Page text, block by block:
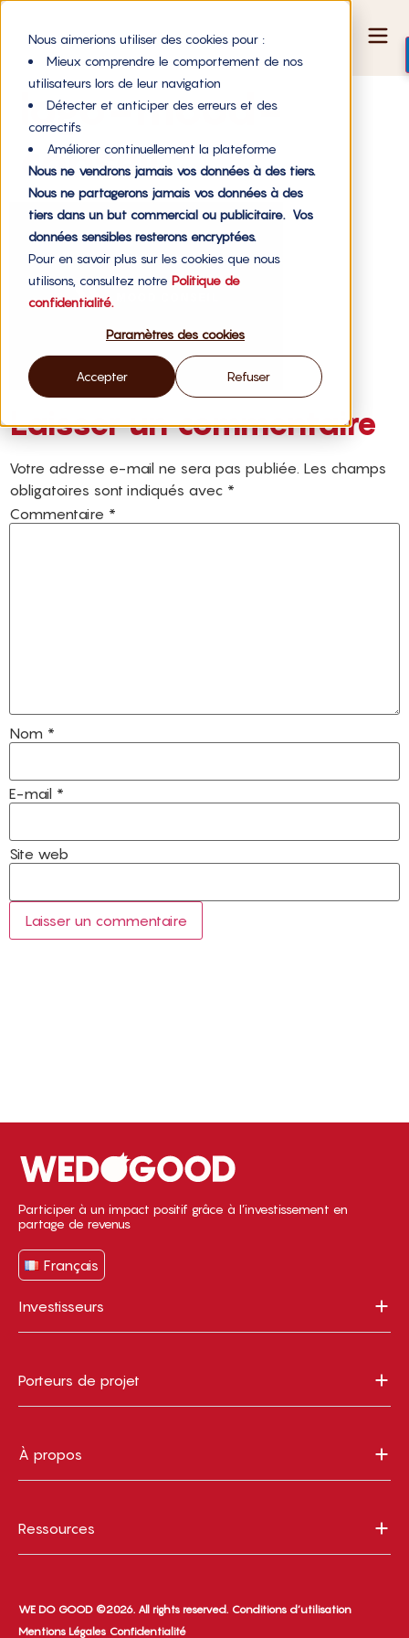
Nous aimerions utiliser des cookies pour :
Mieux comprendre le comportement de nos
utilisateurs lors de leur navigation
Détecter et anticiper des erreurs et des
correctifs
Améliorer continuellement la plateforme
Nous ne vendrons jamais vos données à des tiers.
Nous ne partagerons jamais vos données à des
tiers dans un but commercial ou publicitaire. Vos
données sensibles resterons encryptées.
Pour en savoir plus sur les cookies que nous
utilisons, consultez notre Politique de
confidentialité.
Paramètres des cookies
Accepter Refuser
logo-mood-
conseil
Laisser un commentaire
Votre adresse e-mail ne sera pas publiée. Les champs
obligatoires sont indiqués avec *
Commentaire *
Nom *
E-mail *
Site web
Participer à un impact positif grâce à l’investissement en
partage de revenus
Français
Investisseurs
Porteurs de projet
À propos
Ressources
WE DO GOOD ©2026. All rights reserved. Conditions d’utilisation
Mentions Légales Confidentialité